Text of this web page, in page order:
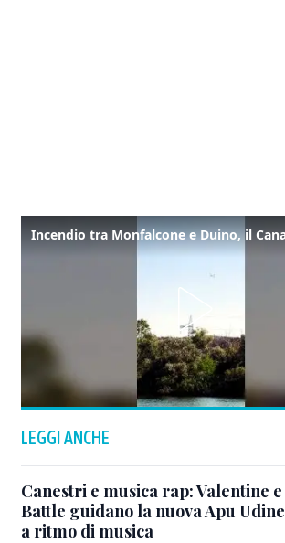
LEGGI ANCHE
Canestri e musica rap: Valentine e
Battle guidano la nuova Apu Udine
a ritmo di musica